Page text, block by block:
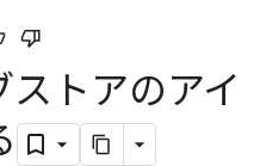
トアのアイ